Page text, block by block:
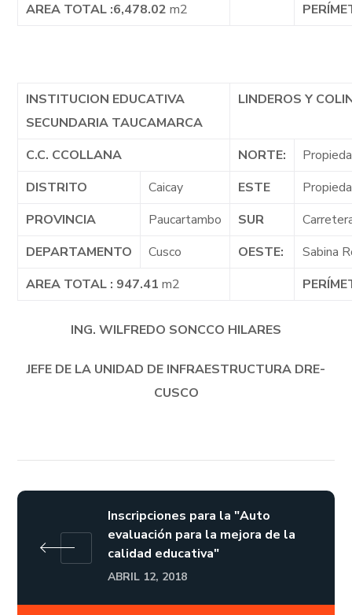
AREA TOTAL :6,478.02 m2
INSTITUCION EDUCATIVA
SECUNDARIA TAUCAMARCA
LINDEROS Y
C.C. CCOLLANA NORTE:
DISTRITO
Caicay ESTE
PROVINCIA
Paucartambo SUR
DEPARTAMENTO
Cusco OESTE:
Sabina
AREA TOTAL : 947.41 m2
ING. WILFREDO SONCCO HILARES
JEFE DE LA UNIDAD DE INFRAESTRUCTURA DRE-
CUSCO
Inscripciones para la "Auto
evaluación para la mejora de la
calidad educativa"
ABRIL 12, 2018